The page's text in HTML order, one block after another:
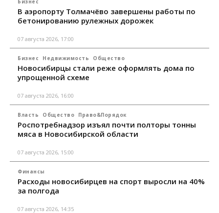
В аэропорту Толмачёво завершены работы по
бетонированию рулежных дорожек
07 августа 2026, 17:00
Бизнес Недвижимость Общество
Новосибирцы стали реже оформлять дома по
упрощенной схеме
07 августа 2026, 16:00
Власть Общество Право&Порядок
Роспотребнадзор изъял почти полторы тонны
мяса в Новосибирской области
07 августа 2026, 15:00
Финансы
Расходы новосибирцев на спорт выросли на 40%
за полгода
07 августа 2026, 14:35